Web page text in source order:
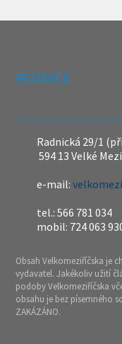
REDAKCE
Radnická 29/1
594 13 Velké
e-mail:
tel.: 566 781 034
mobil: 724 063
Obsah Velkomeziříčska je
vydavatel. Jakékoliv užití
podoby Velkomeziříčska
obsahu je bez písemného
ZAKÁZÁNO.